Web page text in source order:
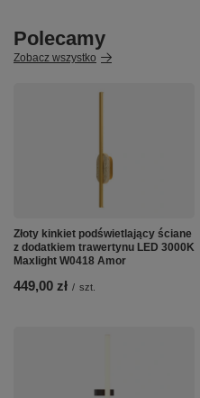
Polecamy
Zobacz wszystko
Złoty kinkiet podświetlający ściane
z dodatkiem trawertynu LED 3000K
Maxlight W0418 Amor
449,00 zł / szt.